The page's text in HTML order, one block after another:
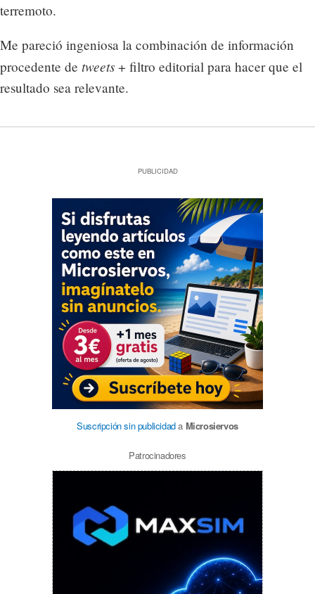
terremoto.
Me pareció ingeniosa la combinación de información
procedente de tweets + filtro editorial para hacer que el
resultado sea relevante.
PUBLICIDAD
Suscripción sin publicidada Microsiervos
Patrocinadores